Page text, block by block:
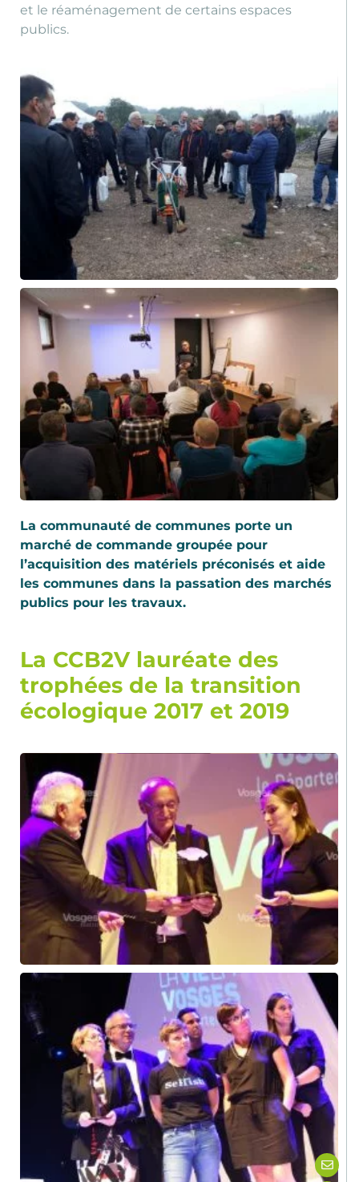
et le réaménagement de certains espaces
publics.
La communauté de communes porte un
marché de commande groupée pour
l’acquisition des matériels préconisés et aide
les communes dans la passation des marchés
publics pour les travaux.
La CCB2V lauréate des
trophées de la transition
écologique 2017 et 2019